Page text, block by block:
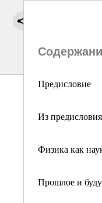
Предисловие
Из
Физика как
Прошлое и